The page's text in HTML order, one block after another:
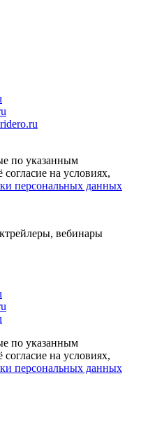
по указанным
на условиях,
персональных данных
вебинары
по указанным
на условиях,
персональных данных